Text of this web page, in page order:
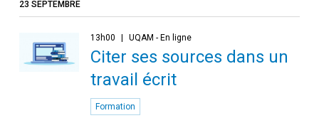
23 SEPTEMBRE
13h00 UQAM - En ligne
Citer ses sources dans un
travail écrit
Formation